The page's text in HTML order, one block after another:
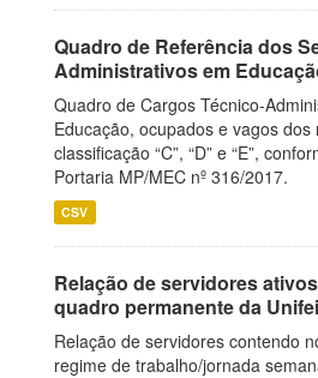
Quadro de Referência dos
Administrativos em
Quadro de Cargos Técnico-
Educação, ocupados e vagos dos
classificação “C”, “D” e “E”,
Portaria MP/MEC nº 316/2017.
CSV
Relação de servidores
quadro permanente da
Relação de servidores contendo
regime de trabalho/jornada